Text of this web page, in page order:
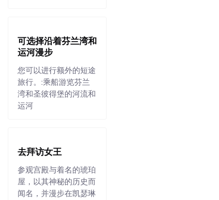
可选择沿着芬兰湾和
运河漫步
您可以进行额外的短途
旅行。:乘船游览芬兰
湾和圣彼得堡的河流和
运河
去拜访女王
参观宫殿与着名的琥珀
屋，以其神秘的历史而
闻名，并漫步在凯瑟琳